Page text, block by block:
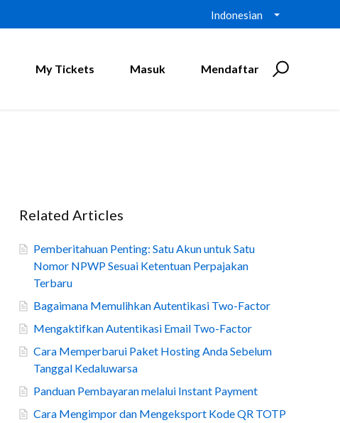
Indonesian
My Tickets Masuk Mendaftar
Related Articles
Pemberitahuan Penting: Satu Akun untuk Satu
Nomor NPWP Sesuai Ketentuan Perpajakan
Terbaru
Bagaimana Memulihkan Autentikasi Two-Factor
Mengaktifkan Autentikasi Email Two-Factor
Cara Memperbarui Paket Hosting Anda Sebelum
Tanggal Kedaluwarsa
Panduan Pembayaran melalui Instant Payment
Cara Mengimpor dan Mengeksport Kode QR TOTP